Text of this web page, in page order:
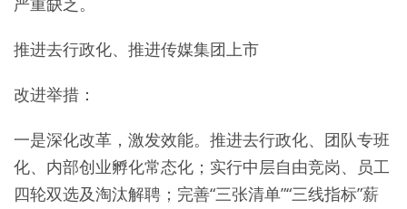
推进去行政化、推进传媒集团上市
改进举措：
一是深化改革，激发效能。推进去行政化、团队专班
化、内部创业孵化常态化；实行中层自由竞岗、员工
四轮双选及淘汰解聘；完善“三张清单”“三线指标”薪